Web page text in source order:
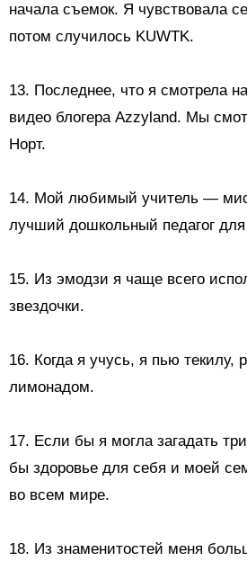
начала съемок. Я чувствовала
потом случилось KUWTK.
13. Последнее, что я смотрела
видео блогера Azzyland. Мы
Норт.
14. Мой любимый учитель —
лучший дошкольный педагог
15. Из эмодзи я чаще всего
звездочки.
16. Когда я учусь, я пью текилу,
лимонадом.
17. Если бы я могла загадать
бы здоровье для себя и моей
во всем мире.
18. Из знаменитостей меня